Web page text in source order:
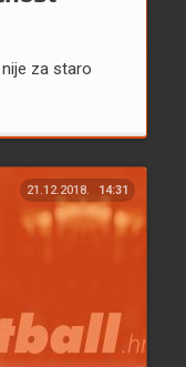
za staro
21.12.2018. 14:31